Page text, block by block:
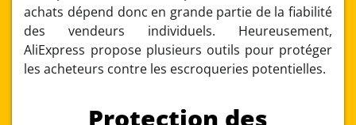
achats dépend donc en grande partie de la fiabilité
des vendeurs individuels. Heureusement,
AliExpress propose plusieurs outils pour protéger
les acheteurs contre les escroqueries potentielles.
Protection des